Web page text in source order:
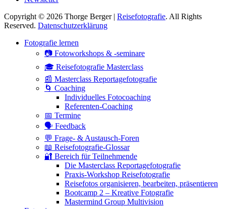
Copyright © 2026 Thorge Berger | Reisefotografie. All Rights
Reserved. Datenschutzerklärung
scrollenFotografie lernen
📷 Fotoworkshops & -seminare
🎓 Reisefotografie Masterclass
📰 Masterclass Reportagefotografie
🌀 Coaching
Individuelles Fotocoaching
Referenten-Coaching
📅 Termine
🗣 Feedback
💬 Frage- & Austausch-Foren
📖 Reisefotografie-Glossar
🔐 Bereich für Teilnehmende
Die Masterclass Reportagefotografie
Praxis-Workshop Reisefotografie
Reisefotos organisieren, bearbeiten, präsentieren
Bootcamp 2 – Kreative Fotografie
Mastermind Group Multivision